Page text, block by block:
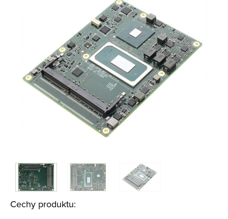
Cechy produktu: